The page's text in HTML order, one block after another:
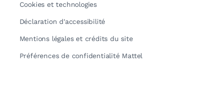
Cookies et technologies
Déclaration d'accessibilité
Mentions légales et crédits du site
Préférences de confidentialité Mattel